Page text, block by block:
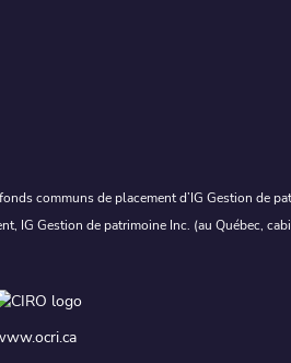
communs de placement d’IG Gestion de
IG Gestion de patrimoine Inc. (au Québec,